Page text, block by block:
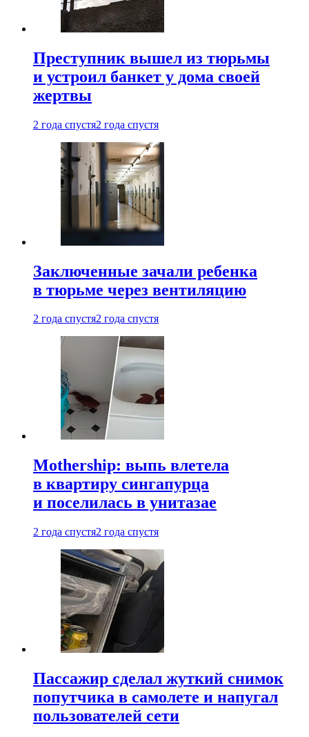
Преступник вышел из тюрьмы
и устроил банкет у дома своей
жертвы
2 года спустя2 года спустя
Заключенные зачали ребенка
в тюрьме через вентиляцию
2 года спустя2 года спустя
Mothership: выпь влетела
в квартиру сингапурца
и поселилась в унитазае
2 года спустя2 года спустя
Пассажир сделал жуткий снимок
попутчика в самолете и напугал
пользователей сети